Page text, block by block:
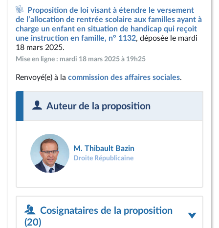
Proposition de loi visant à étendre le versement
de l’allocation de rentrée scolaire aux familles ayant à
charge un enfant en situation de handicap qui reçoit
une instruction en famille, n° 1132, déposée le mardi
18 mars 2025.
Mise en ligne : mardi 18 mars 2025 à 19h25
Renvoyé(e) à la commission des affaires sociales.
Auteur de la proposition
M. Thibault Bazin
Droite Républicaine
Cosignataires de la proposition
(20)